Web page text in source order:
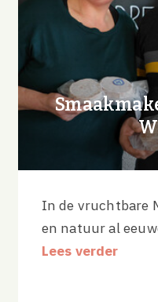
In de vruchtbare
en natuur al
Lees verder